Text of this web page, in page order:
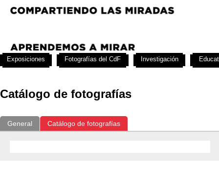
Catálogo de fotografías
General Catálogo de fotografías
Exposiciones Fotografías del CdF Investigación